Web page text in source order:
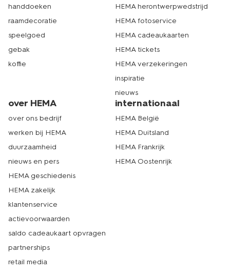
handdoeken
raamdecoratie
speelgoed
gebak
koffie
HEMA herontwerpwedstrijd
HEMA fotoservice
HEMA cadeaukaarten
HEMA tickets
HEMA verzekeringen
inspiratie
nieuws
over HEMA
over ons bedrijf
werken bij HEMA
duurzaamheid
nieuws en pers
HEMA geschiedenis
HEMA zakelijk
klantenservice
actievoorwaarden
saldo cadeaukaart opvragen
partnerships
retail media
internationaal
HEMA België
HEMA Duitsland
HEMA Frankrijk
HEMA Oostenrijk